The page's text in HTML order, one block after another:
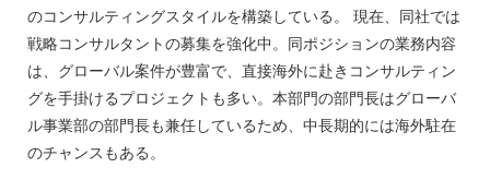
のコンサルティングスタイルを構築している。 現在、同社では
戦略コンサルタントの募集を強化中。同ポジションの業務内容
は、グローバル案件が豊富で、直接海外に赴きコンサルティン
グを手掛けるプロジェクトも多い。本部門の部門長はグローバ
ル事業部の部門長も兼任しているため、中長期的には海外駐在
のチャンスもある。